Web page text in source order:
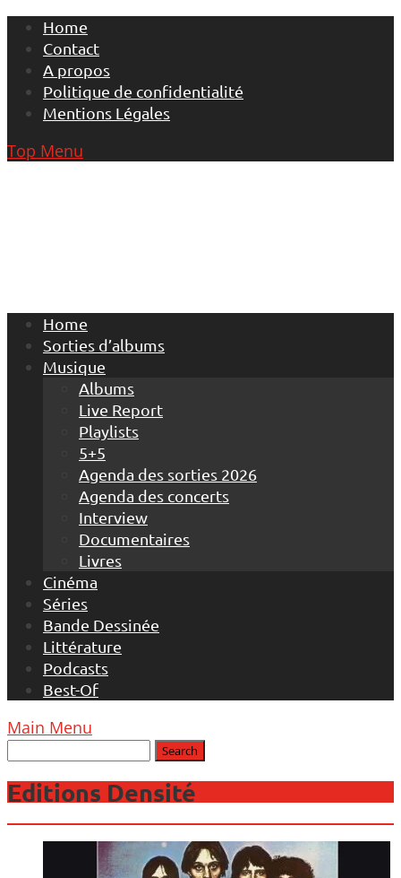
Skip
content
Home
Contact
A propos
Politique de confidentialité
Mentions Légales
Top Menu
Home
Sorties d’albums
Musique
Albums
Live Report
Playlists
5+5
Agenda des sorties 2026
Agenda des concerts
Interview
Documentaires
Livres
Cinéma
Séries
Bande Dessinée
Littérature
Podcasts
Best-Of
Main Menu
Editions Densité